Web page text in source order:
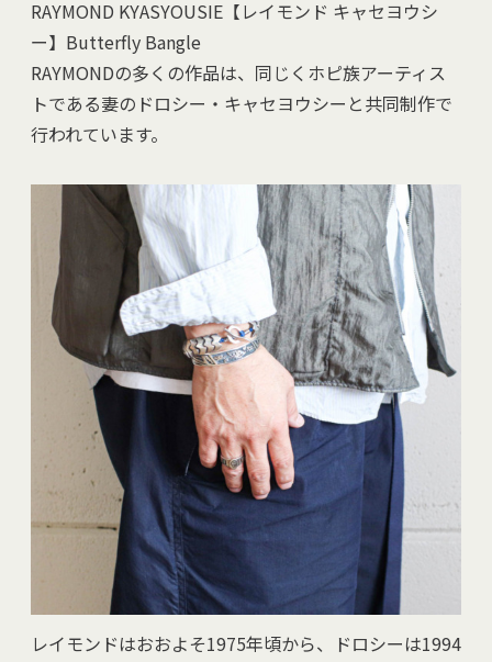
RAYMOND KYASYOUSIE【レイモンド キャセヨウシ
ー】Butterfly Bangle
RAYMONDの多くの作品は、同じくホピ族アーティス
トである妻のドロシー・キャセヨウシーと共同制作で
行われています。
レイモンドはおおよそ1975年頃から、ドロシーは1994